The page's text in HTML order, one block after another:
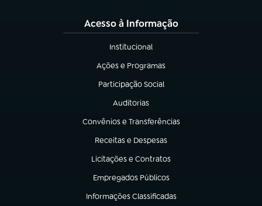
Acesso à Informação
Institucional
(abre em nova aba)
Ações e Programas
(abre em nova aba)
Participação Social
(abre em nova aba)
Auditorias
(abre em nova aba)
Convênios e Transferências
(abre em nova aba)
Receitas e Despesas
(abre em nova aba)
Licitações e Contratos
(abre em nova aba)
Empregados Públicos
(abre em nova aba)
Informações Classificadas
(abre em nova aba)